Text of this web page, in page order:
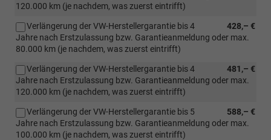
120.000 km (je nachdem, was zuerst eintrifft)
428,– €
Verlängerung der VW-Herstellergarantie bis 4
Jahre nach Erstzulassung bzw. Garantieanmeldung oder max.
80.000 km (je nachdem, was zuerst eintrifft)
481,– €
Verlängerung der VW-Herstellergarantie bis 4
Jahre nach Erstzulassung bzw. Garantieanmeldung oder max.
120.000 km (je nachdem, was zuerst eintrifft)
588,– €
Verlängerung der VW-Herstellergarantie bis 5
Jahre nach Erstzulassung bzw. Garantieanmeldung oder max.
100.000 km (je nachdem, was zuerst eintrifft)